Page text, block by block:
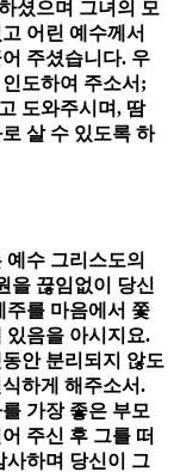
셨으며 그녀의 모
어린 예수께서
주셨습니다. 우
도하여 주소서;
도와주시며, 땀
살 수 있도록 하
수 그리스도의
을 끊임없이 당신
주를 마음에서 쫓
있음을 아시지요.
안 분리되지 않도
하게 해주소서.
가장 좋은 부모
주신 후 그를 떠
사하며 당신이 그